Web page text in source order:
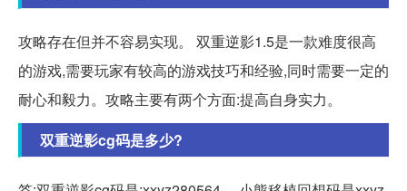
攻略存在但并不容易实现。 双重逆影1.5是一款难度很高
的游戏,需要玩家有较高的游戏技巧和经验,同时需要一定的
耐心和毅力。攻略主要有两个方面:提高自身实力。
双重逆影cg码是多少?